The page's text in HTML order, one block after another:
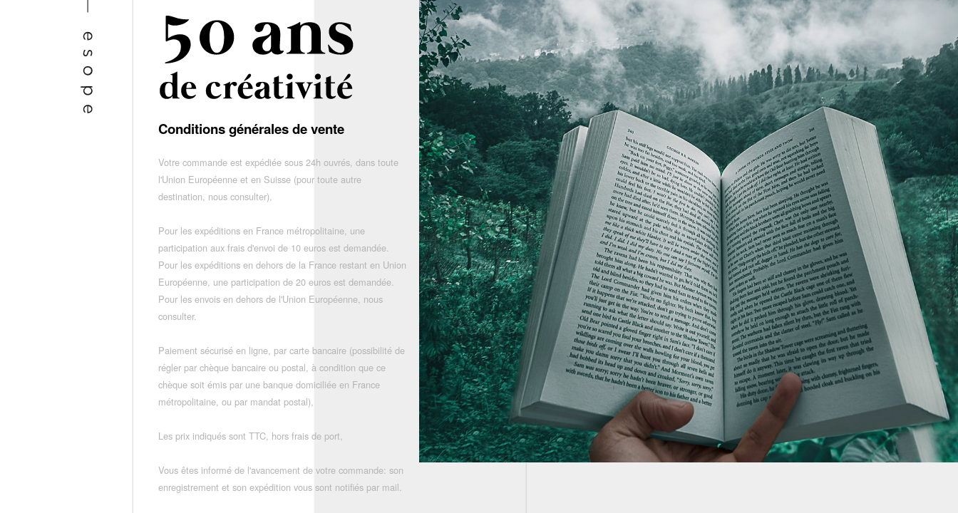
Conditions générales de vente
Votre commande est expédiée sous 24h ouvrés, dans toute
l'Union Européenne et en Suisse (pour toute autre
destination, nous consulter),
Pour les expéditions en France métropolitaine, une
participation aux frais d'envoi de 10 euros est demandée.
Pour les expéditions en dehors de la France restant en Union
Européenne, une participation de 20 euros est demandée.
Pour les envois en dehors de l'Union Européenne, nous
consulter.
Paiement sécurisé en ligne, par carte bancaire (possibilité de
régler par chèque bancaire ou postal, à condition que ce
chèque soit émis par une banque domiciliée en France
métropolitaine, ou par mandat postal),
Les prix indiqués sont TTC, hors frais de port,
Vous êtes informé de l'avancement de votre commande: son
enregistrement et son expédition vous sont notifiés par mail.